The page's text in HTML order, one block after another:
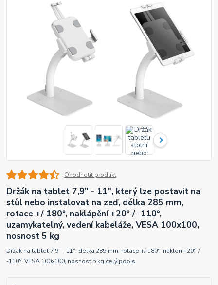
Ohodnotit produkt
Držák na tablet 7,9" - 11", který lze postavit na
stůl nebo instalovat na zeď, délka 285 mm,
rotace +/-180°, naklápění +20° / -110°,
uzamykatelný, vedení kabeláže, VESA 100x100,
nosnost 5 kg
Držák na tablet 7,9" - 11". délka 285 mm, rotace +/-180°, náklon +20° /
-110°, VESA 100x100, nosnost 5 kg celý popis